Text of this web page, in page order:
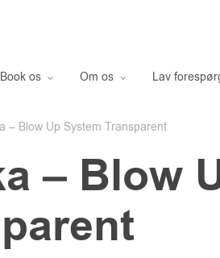
Book os Om os Lav
– Blow Up System Transparent
– Blow